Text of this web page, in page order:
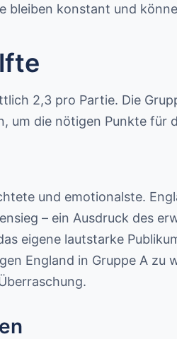
bleiben konstant und
2,3 pro Partie. Die
die nötigen Punkte für
und emotionalste.
– ein Ausdruck des
eigene lautstarke
England in Gruppe A